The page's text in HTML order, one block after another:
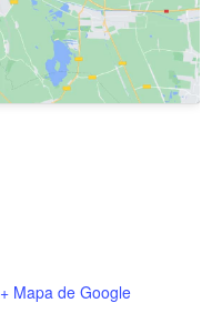
+ Mapa de Google